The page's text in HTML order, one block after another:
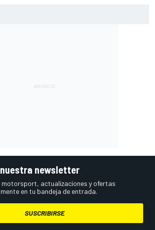
newsletter
motorsport, actualizaciones y ofertas
en tu bandeja de entrada.
SUSCRIBIRSE